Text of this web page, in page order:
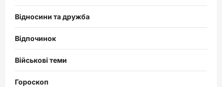
Відносини та дружба
Відпочинок
Військові теми
Гороскоп